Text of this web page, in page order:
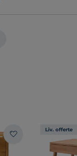
Liv. offerte